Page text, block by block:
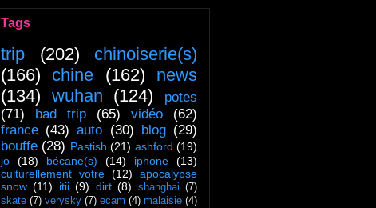
Tags
trip (202)
chinoiserie(s)
(166)
chine (162)
news
(134) wuhan (124)
potes
(71)
bad trip (65) vidéo
(62)
france (43) auto (30) blog (29)
bouffe (28) Pastish (21) ashford (19)
jo
(18) bécane(s) (14) iphone
(13)
culturellement votre (12)
apocalypse
snow (11) itii (9) dirt (8) shanghai (7)
skate (7) verysky (7) ecam (4) malaisie (4)